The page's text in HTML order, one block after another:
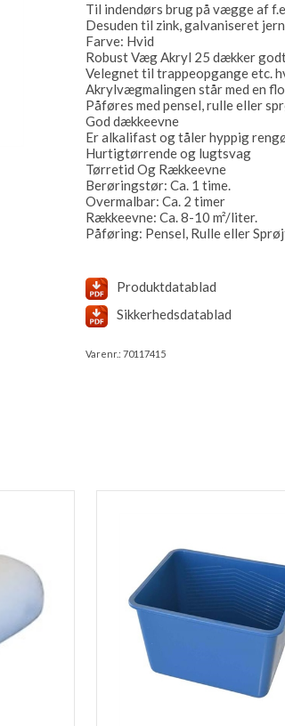
Til indendørs brug på vægge af
Desuden til zink, galvaniseret
Farve: Hvid
Robust Væg Akryl 25 dækker
Velegnet til trappeopgange etc.
Akrylvægmalingen står med en
Påføres med pensel, rulle eller
God dækkeevne
Er alkalifast og tåler hyppig
Hurtigtørrende og lugtsvag
Tørretid Og Rækkeevne
Berøringstør: Ca. 1 time.
Overmalbar: Ca. 2 timer
Rækkeevne: Ca. 8-10 m²/liter.
Påføring: Pensel, Rulle eller
Produktdatablad
Sikkerhedsdatablad
Varenr.: 70117415